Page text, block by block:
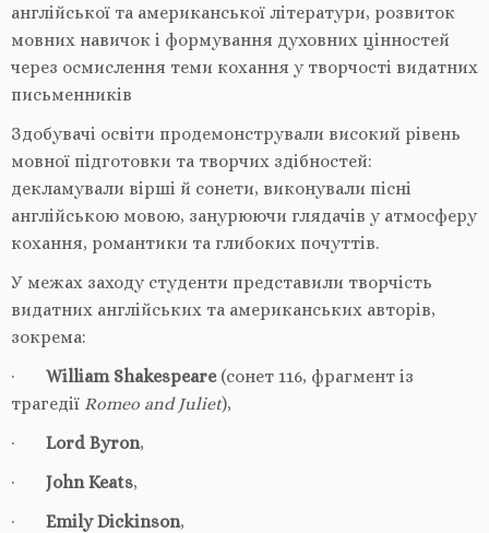
англійської та американської літератури, розвиток
мовних навичок і формування духовних цінностей
через осмислення теми кохання у творчості видатних
письменників
Здобувачі освіти продемонстрували високий рівень
мовної підготовки та творчих здібностей:
декламували вірші й сонети, виконували пісні
англійською мовою, занурюючи глядачів у атмосферу
кохання, романтики та глибоких почуттів.
У межах заходу студенти представили творчість
видатних англійських та американських авторів,
зокрема:
· William Shakespeare(сонет 116, фрагмент із
трагедії Romeo and Juliet),
· Lord Byron,
· John Keats,
· Emily Dickinson,